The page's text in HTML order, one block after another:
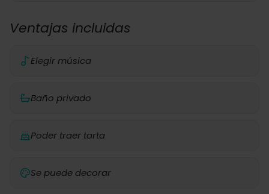
Ventajas incluidas
Elegir música
Baño privado
Poder traer tarta
Se puede decorar